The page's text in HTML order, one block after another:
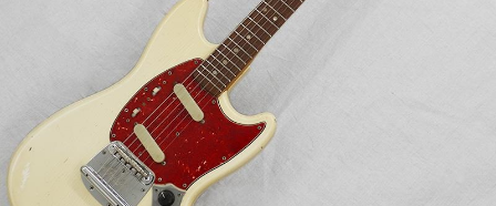
キーボード
管楽器